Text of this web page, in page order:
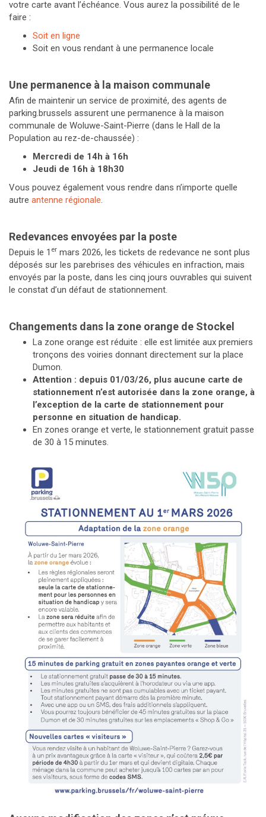
votre carte avant l’échéance. Vous aurez la possibilité de le
faire :
Soit en ligne
Soit en vous rendant à une permanence locale
Une permanence à la maison communale
Afin de maintenir un service de proximité, des agents de
parking.brussels assurent une permanence à la maison
communale de Woluwe-Saint-Pierre (dans le Hall de la
Population au rez-de-chaussée) :
Mercredi de 14h à 16h
Jeudi de 16h à 18h30
Vous pouvez également vous rendre dans n’importe quelle
autre antenne régionale.
Redevances envoyées par la poste
Depuis le 1 er mars 2026, les tickets de redevance ne sont plus
déposés sur les parebrises des véhicules en infraction, mais
envoyés par la poste, dans les cinq jours ouvrables qui suivent
le constat d’un défaut de stationnement.
Changements dans la zone orange de Stockel
La zone orange est réduite : elle est limitée aux premiers
tronçons des voiries donnant directement sur la place
Dumon.
Attention : depuis 01/03/26, plus aucune carte de
stationnement n’est autorisée dans la zone orange, à
l’exception de la carte de stationnement pour
personne en situation de handicap.
En zones orange et verte, le stationnement gratuit passe
de 30 à 15 minutes.